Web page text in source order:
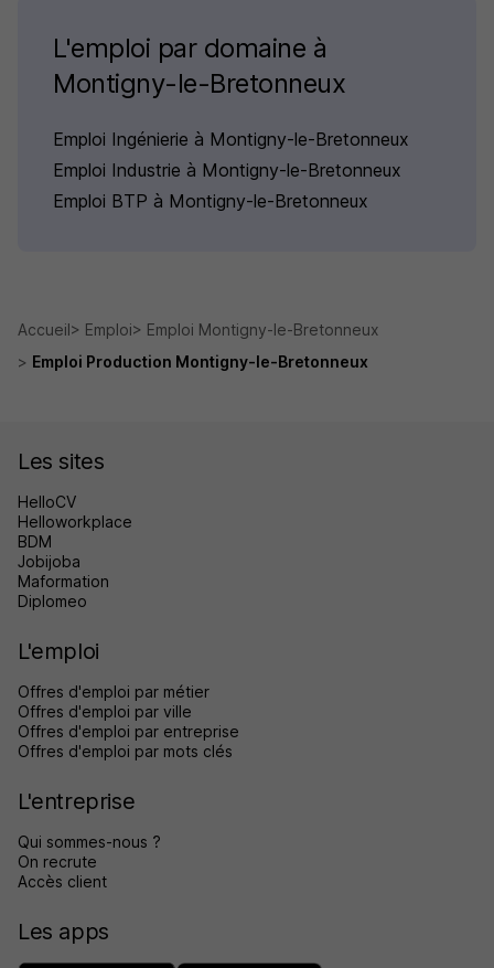
L'emploi par domaine à
Montigny-le-Bretonneux
Emploi Ingénierie à Montigny-le-Bretonneux
Emploi Industrie à Montigny-le-Bretonneux
Emploi BTP à Montigny-le-Bretonneux
Accueil Emploi
Emploi Montigny-le-Bretonneux
Emploi Production Montigny-le-Bretonneux
Les sites
HelloCV
Helloworkplace
BDM
Jobijoba
Maformation
Diplomeo
L'emploi
Offres d'emploi par métier
Offres d'emploi par ville
Offres d'emploi par entreprise
Offres d'emploi par mots clés
L'entreprise
Qui sommes-nous ?
On recrute
Accès client
Les apps